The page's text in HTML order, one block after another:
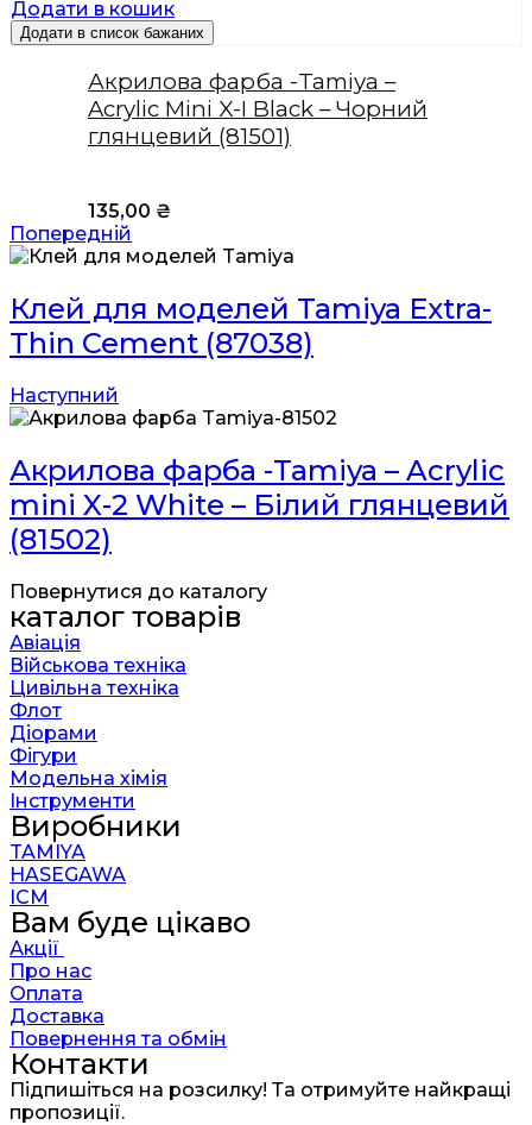
Додати в кошик
Додати в список бажаних
Акрилова фарба -Tamiya –
Acrylic Mini X-I Black – Чорний
глянцевий (81501)
135,00 ₴
Попередній
Клей для моделей Tamiya Extra-
Thin Cement (87038)
Наступний
Акрилова фарба -Tamiya – Acrylic
mini X-2 White – Білий глянцевий
(81502)
Повернутися до каталогу
каталог товарів
Авіація
Військова техніка
Цивільна техніка
Флот
Діорами
Фігури
Модельна хімія
Інструменти
Виробники
TAMIYA
HASEGAWA
ICM
Вам буде цікаво
Акції
Про нас
Оплата
Доставка
Повернення та обмін
Контакти
Підпишіться на розсилку! Та отримуйте найкращі
пропозиції.